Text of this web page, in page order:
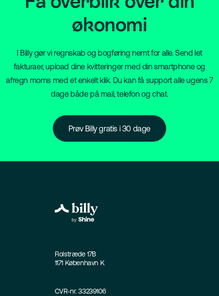
økonomi
I Billy gør vi regnskab og bogføring nemt for alle. Send let
fakturaer, upload dine kvitteringer med din smartphone og
afregn moms med et enkelt klik. Du kan få support alle ugens 7
dage både på mail, telefon og chat.
Prøv Billy gratis i 30 dage
Fiolstræde 17B
1171 København K
CVR-nr. 33239106